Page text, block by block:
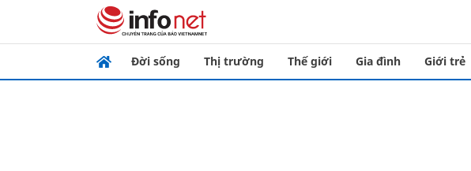
Đời sống Thị trường Thế giới Gia đình Giới trẻ